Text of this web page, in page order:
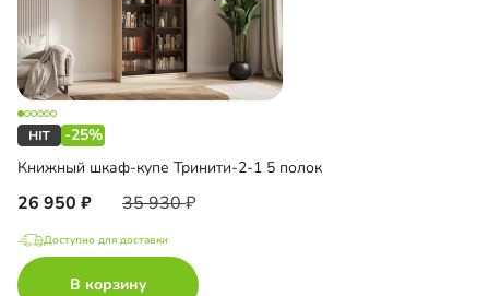
-25%
Книжный шкаф-купе Тринити-2-1 5 полок
26 950 35 930
Доступно для доставки
В корзину